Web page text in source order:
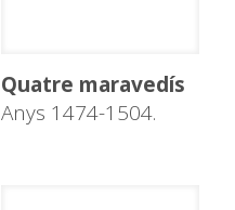
Quatre maravedís
Anys 1474-1504.